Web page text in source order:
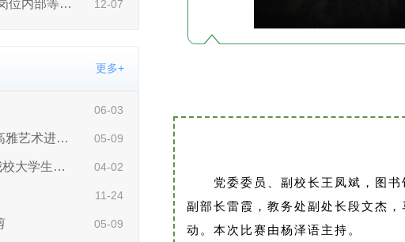
更多+
党委委员、副校长王凤斌，图
副部长雷霞，教务处副处长段文杰
动。本次比赛由杨泽语主持。